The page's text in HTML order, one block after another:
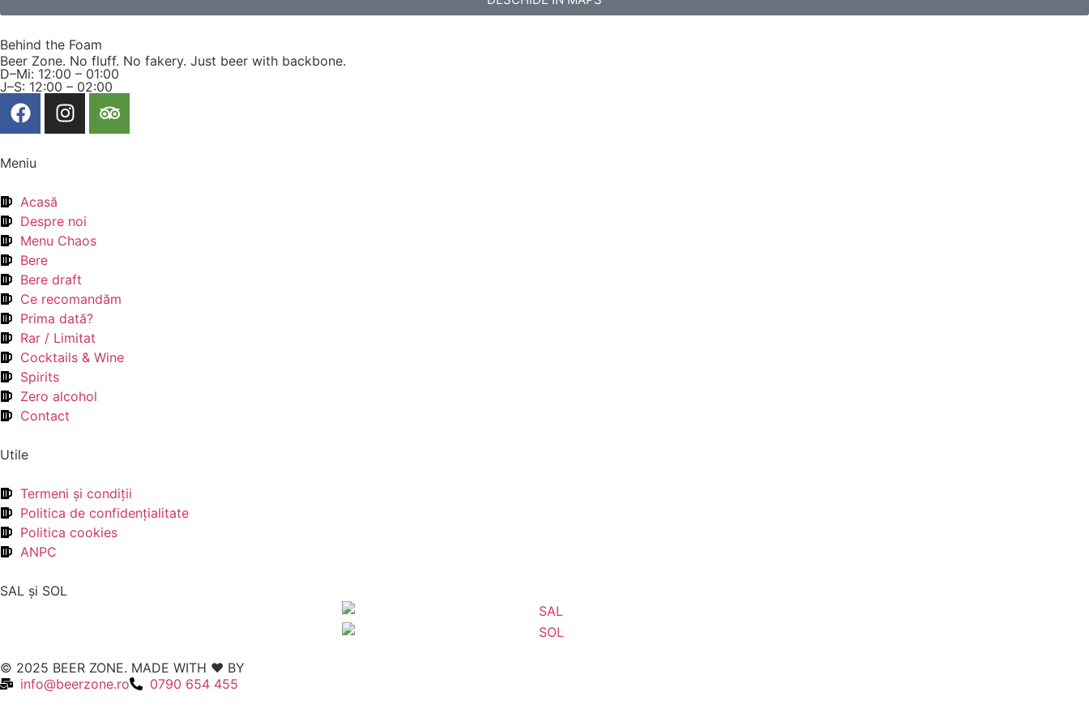
Behind the Foam
Beer Zone. No fluff. No fakery. Just beer with backbone.
D–Mi: 12:00 – 01:00
J–S: 12:00 – 02:00
Meniu
Acasă
Despre noi
Menu Chaos
Bere
Bere draft
Ce recomandăm
Prima dată?
Rar / Limitat
Cocktails & Wine
Spirits
Zero alcohol
Contact
Utile
Termeni şi condiţii
Politica de confidenţialitate
Politica cookies
ANPC
SAL şi SOL
© 2025 BEER ZONE. MADE WITH ❤️ BY
info@beerzone.ro
0790 654 455